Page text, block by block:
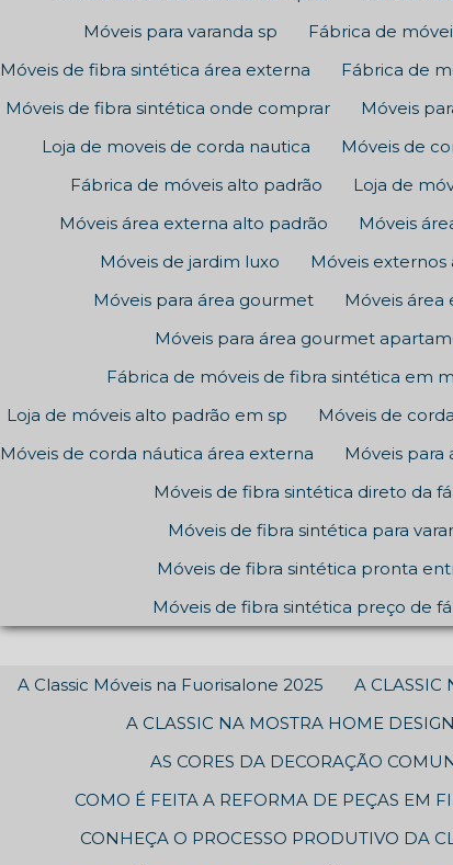
A Classic Móveis na Fuorisalone 2025
A CLASSIC
A CLASSIC NA MOSTRA HOME
AS CORES DA DECORAÇÃO
COMO É FEITA A REFORMA DE PEÇAS EM
CONHEÇA O PROCESSO PRODUTIVO DA
Móveis para varanda sp
Fábrica de
Móveis de fibra sintética área externa
Fábrica de
Móveis de fibra sintética onde comprar
Móveis
Loja de moveis de corda nautica
Móveis de
Fábrica de móveis alto padrão
Loja de
Móveis área externa alto padrão
Móveis
Móveis de jardim luxo
Móveis externos
Móveis para área gourmet
Móveis área
Móveis para área gourmet
Fábrica de móveis de fibra sintética em
Loja de móveis alto padrão em sp
Móveis de
Móveis de corda náutica área externa
Móveis
Móveis de fibra sintética direto da
Móveis de fibra sintética para
Móveis de fibra sintética pronta
Móveis de fibra sintética preço de